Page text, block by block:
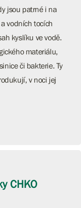
jsou patrné i na
vodních tocích
kyslíku ve vodě.
materiálu,
či bakterie. Ty
v noci jej
CHKO